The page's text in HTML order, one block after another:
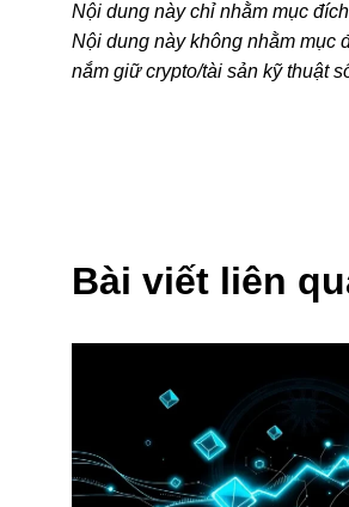
Nội dung này chỉ nhằm mục
Nội dung này không nhằm mục
nắm giữ crypto/tài sản kỹ thuật
stablecoin, có mức độ rủi ro
© 2025 OKX. Bài viết này có
© 2025 OKX và được sử dụng
các tác phẩm phái sinh hoặc
Bài viết liên